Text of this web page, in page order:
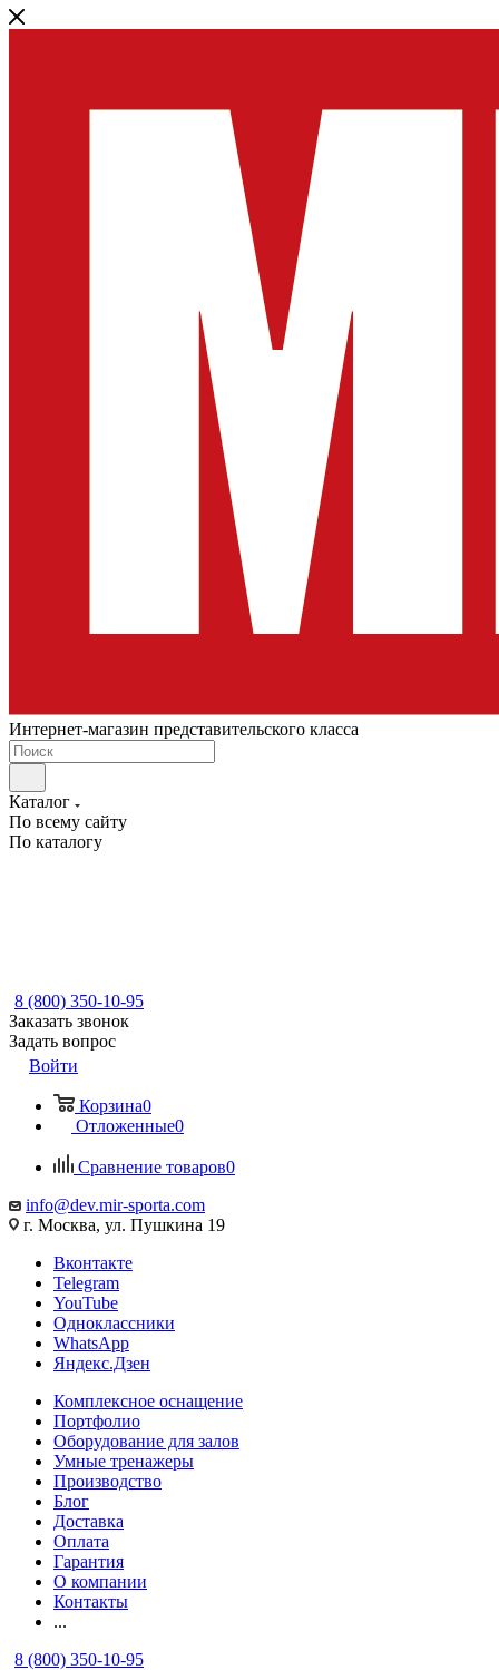
Интернет-магазин представительского класса
Каталог
По всему сайту
По каталогу
8 (800) 350-10-95
Заказать звонок
Задать вопрос
Войти
Корзина0
Отложенные0
Сравнение товаров0
info@dev.mir-sporta.com
г. Москва, ул. Пушкина 19
Вконтакте
Telegram
YouTube
Одноклассники
WhatsApp
Яндекс.Дзен
Комплексное оснащение
Портфолио
Оборудование для залов
Умные тренажеры
Производство
Блог
Доставка
Оплата
Гарантия
О компании
Контакты
...
8 (800) 350-10-95